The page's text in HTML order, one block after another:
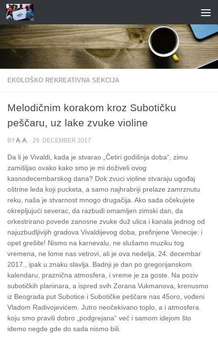
Skip to content
EKOLOŠKO REKREATIVNA SEKCIJA
Melodičnim korakom kroz Subotičku
peščaru, uz lake zvuke violine
BYA. A. · 29. DECEMBER 2017
Da li je Vivaldi , kada je stvarao „Četiri godišnja doba“, zimu
zamišljao ovako kako smo je mi doživeli ovog
kasnodecembarskog dana? Dok zvuci violine stvaraju ugođaj
oštrine leda koji pucketa, a samo najhrabriji prelaze zamrznutu
reku, naša je stvarnost mnogo drugačija. Ako sada očekujete
okrepljujući severac, da razbudi omamljen zimski dan, da
orkestrirano povede zanosne zvuke duž ulica i kanala jednog od
najuzbudljivijih gradova Vivaldijevog doba, prefinjene Venecije: i
opet grešite! Nismo na karnevalu, ne slušamo muziku tog
vremena, ne lome nas vetrovi, ali je ova nedelja, 24. decembar
2017., ipak u znaku slavlja. Badnji je dan po gregorijanskom
kalendaru, praznična atmosfera, i vreme je za goste. Na poziv
subotičkih planinara, a ispred svih Zorana Vukmanova, krenusmo
iz Beograda put Subotice i Subotičke peščare nas 45oro, vođeni
Vladom Radivojevićem. Jutro neočekivano toplo, a i atmosfera
koju smo pravili dobro „podgrejana“ već i samom idejom što
idemo negde gde do sada nismo bili.